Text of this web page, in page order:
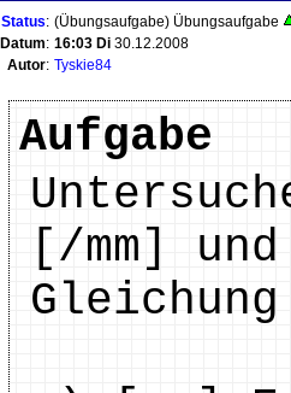
Status: (Übungsaufgabe) Übungsaufgabe
Datum: 16:03 Di 30.12.2008
Autor: Tyskie84
Aufgabe
[/mm]